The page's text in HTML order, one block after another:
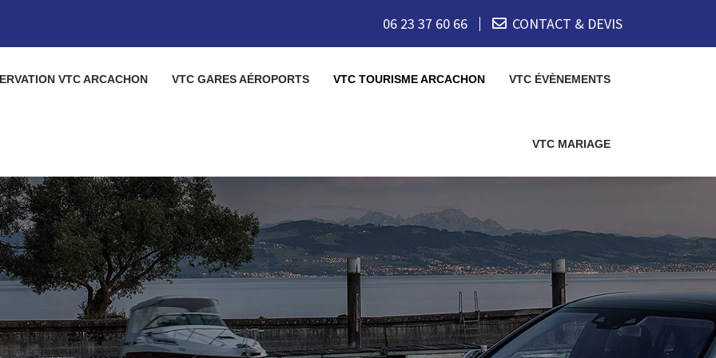
06 23 37 60 66 CONTACT & DEVIS
VTC ARCACHON VTC GARES AÉROPORTS VTC TOURISME ARCACHON VTC ÉVÈNEMENTS
VTC MARIAGE